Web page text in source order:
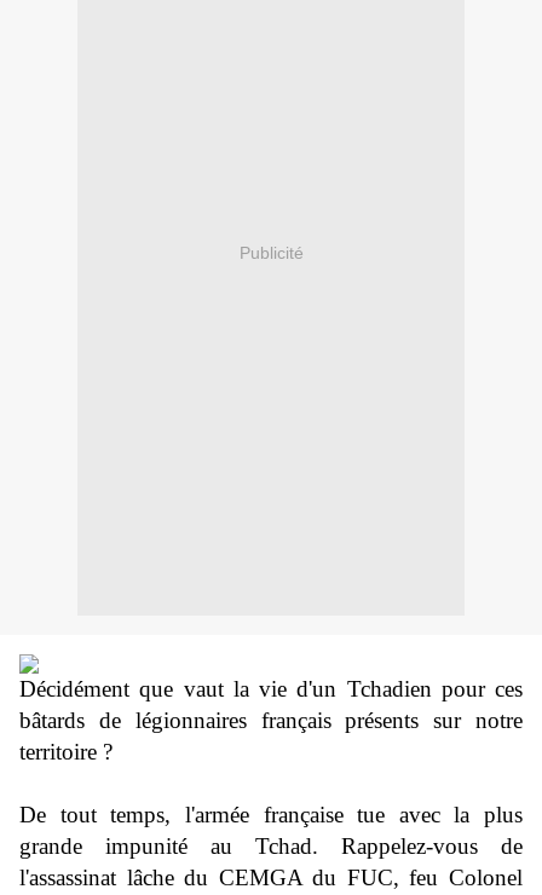
Publicité
Décidément que vaut la vie d'un Tchadien pour ces
bâtards de légionnaires français présents sur notre
territoire ?
De tout temps, l'armée française tue avec la plus
grande impunité au Tchad. Rappelez-vous de
l'assassinat lâche du CEMGA du FUC, feu Colonel